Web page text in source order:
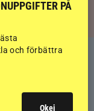
PÅ
och förbättra
Okej